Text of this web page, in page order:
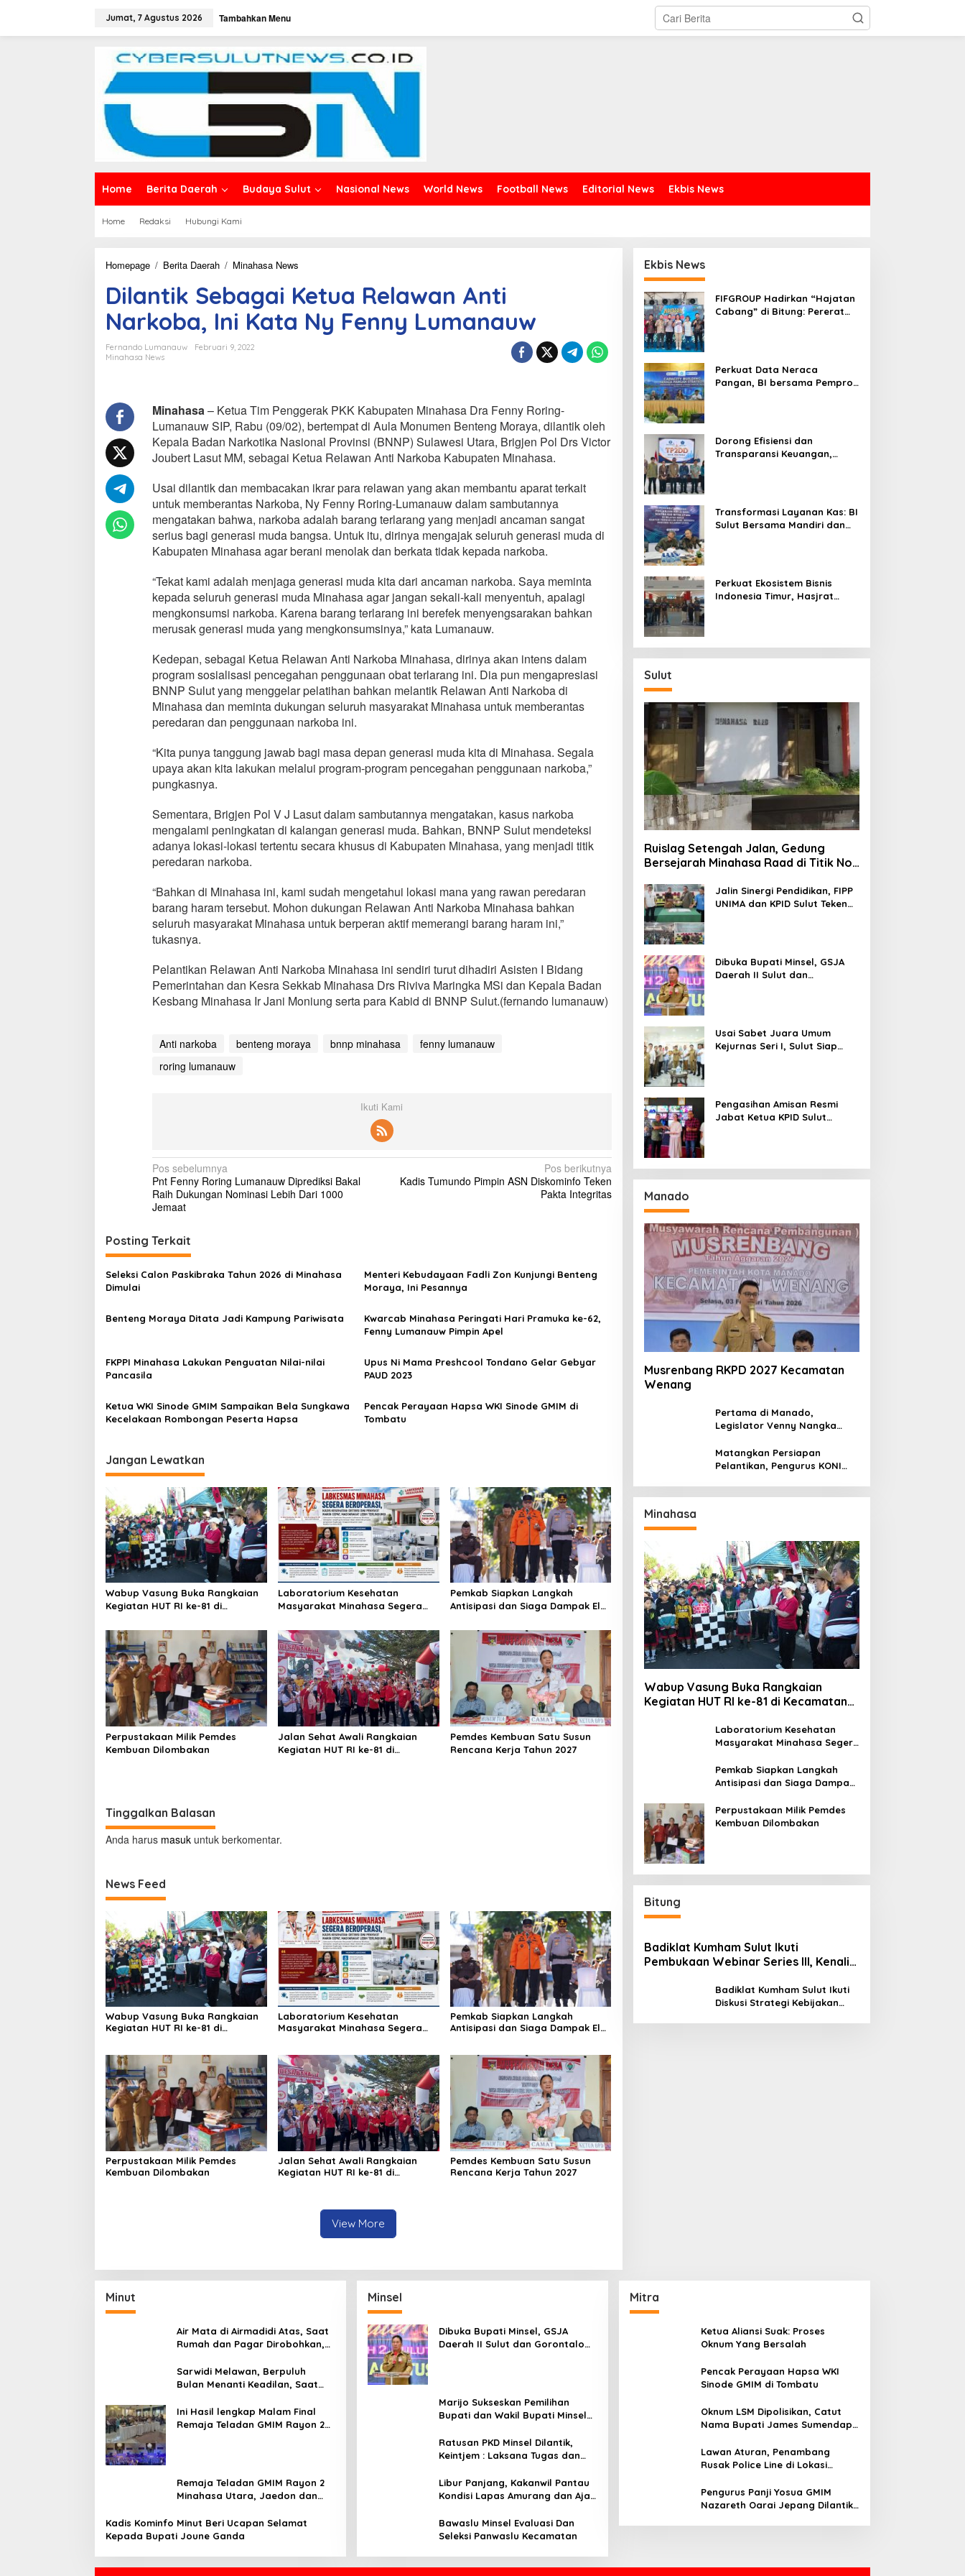
w
Jumat, 7 Agustus 2026 Tambahkan Menu
Home Berita Daerah Budaya Sulut Nasional News World News Football News Editorial News Ekbis News
Home Redaksi Hubungi Kami
Homepage / Berita Daerah / Minahasa News
l
a
a
g
a
i
K
t
a
R
e
l
a
n
A
n
t
N
a
r
k
o
b
,
I
a
t
a
F
e
n
n
u
m
a
n
w
Dilantik Sebagai Ketua Relawan Anti
Narkoba, Ini Kata Ny Fenny Lumanauw
Fernando Lumanauw
Februari 9, 2022
Minahasa News
Minahasa– Ketua Tim Penggerak PKK Kabupaten Minahasa Dra Fenny Roring-
Lumanauw SIP, Rabu (09/02), bertempat di Aula Monumen Benteng Moraya, dilantik oleh
Kepala Badan Narkotika Nasional Provinsi (BNNP) Sulawesi Utara, Brigjen Pol Drs Victor
Joubert Lasut MM, sebagai Ketua Relawan Anti Narkoba Kabupaten Minahasa.
Usai dilantik dan membacakan ikrar para relawan yang akan membantu aparat terkait
untuk memberantas Narkoba, Ny Fenny Roring-Lumanauw dalam sambutannya
mengatakan bahwa, narkoba adalah barang terlarang yang menjadi ancaman sangat
serius bagi generasi muda bangsa. Untuk itu, dirinya mengajak seluruh generasi muda di
Kabupaten Minahasa agar berani menolak dan berkata tidak kepada narkoba.
“Tekat kami adalah menjaga generasi muda kita dari ancaman narkoba. Saya meminta
kepada seluruh generasi muda Minahasa agar jangan sekali-kali menyentuh, apalagi
mengkonsumsi narkoba. Karena barang terlarang ini berefek menyengsarakan bahkan
merusak generasi muda yang mengkonsumsinya,” kata Lumanauw.
Kedepan, sebagai Ketua Relawan Anti Narkoba Minahasa, dirinya akan intens dalam
program sosialisasi pencegahan penggunaan obat terlarang ini. Dia pun mengapresiasi
BNNP Sulut yang menggelar pelatihan bahkan melantik Relawan Anti Narkoba di
Minahasa dan meminta dukungan seluruh masyarakat Minahasa untuk memberantas
peredaran dan penggunaan narkoba ini.
“Kita punya tanggung jawab bagi masa depan generasi muda kita di Minahasa. Segala
upaya akan kita lakukan melalui program-program pencegahan penggunaan narkoba,”
pungkasnya.
Sementara, Brigjen Pol V J Lasut dalam sambutannya mengatakan, kasus narkoba
mengalami peningkatan di kalangan generasi muda. Bahkan, BNNP Sulut mendeteksi
adanya lokasi-lokasi tertentu secara khusus di Kabupaten Minahasa, yang menjadi titik
peredaran narkoba.
“Bahkan di Minahasa ini, kami sudah mengetahui lokasi mana yang rawan peredaran
barang haram tersebut. Mohon dukungan Relawan Anti Narkoba Minahasa bahkan
seluruh masyarakat Minahasa untuk berperan aktif memerangi barang haram ini,”
tukasnya.
Pelantikan Relawan Anti Narkoba Minahasa ini sendiri turut dihadiri Asisten I Bidang
Pemerintahan dan Kesra Sekkab Minahasa Drs Riviva Maringka MSi dan Kepala Badan
Kesbang Minahasa Ir Jani Moniung serta para Kabid di BNNP Sulut.(fernando lumanauw)
Anti narkoba benteng moraya bnnp minahasa
fenny lumanauw
roring lumanauw
Ikuti Kami
N
a
v
i
g
a
i
o
s
Pos sebelumnya
Pnt Fenny Roring Lumanauw Diprediksi Bakal
Raih Dukungan Nominasi Lebih Dari 1000
Jemaat
Pos berikutnya
Kadis Tumundo Pimpin ASN Diskominfo Teken
Pakta Integritas
Posting Terkait
Seleksi Calon Paskibraka Tahun 2026 di Minahasa
Dimulai
Menteri Kebudayaan Fadli Zon Kunjungi Benteng
Moraya, Ini Pesannya
Benteng Moraya Ditata Jadi Kampung Pariwisata
Kwarcab Minahasa Peringati Hari Pramuka ke-62,
Fenny Lumanauw Pimpin Apel
FKPPI Minahasa Lakukan Penguatan Nilai-nilai
Pancasila
Upus Ni Mama Preshcool Tondano Gelar Gebyar
PAUD 2023
Ketua WKI Sinode GMIM Sampaikan Bela Sungkawa
Kecelakaan Rombongan Peserta Hapsa
Pencak Perayaan Hapsa WKI Sinode GMIM di
Tombatu
Jangan Lewatkan
Wabup Vasung Buka Rangkaian
Kegiatan HUT RI ke-81 di
Laboratorium Kesehatan
Masyarakat Minahasa Segera
Pemkab Siapkan Langkah
Antisipasi dan Siaga Dampak El
Perpustakaan Milik Pemdes
Kembuan Dilombakan
Jalan Sehat Awali Rangkaian
Kegiatan HUT RI ke-81 di
Pemdes Kembuan Satu Susun
Rencana Kerja Tahun 2027
Tinggalkan Balasan
Anda harus masuk untuk berkomentar.
News Feed
Wabup Vasung Buka Rangkaian
Kegiatan HUT RI ke-81 di
Laboratorium Kesehatan
Masyarakat Minahasa Segera
Pemkab Siapkan Langkah
Antisipasi dan Siaga Dampak El
Perpustakaan Milik Pemdes
Kembuan Dilombakan
Jalan Sehat Awali Rangkaian
Kegiatan HUT RI ke-81 di
Pemdes Kembuan Satu Susun
Rencana Kerja Tahun 2027
View More
Ekbis News
FIFGROUP Hadirkan “Hajatan
Cabang” di Bitung: Pererat
Perkuat Data Neraca
Pangan, BI bersama Pemprov
Dorong Efisiensi dan
Transparansi Keuangan,
Transformasi Layanan Kas: BI
Sulut Bersama Mandiri dan
Perkuat Ekosistem Bisnis
Indonesia Timur, Hasjrat
Sulut
Ruislag Setengah Jalan, Gedung
Bersejarah Minahasa Raad di Titik Nol
Jalin Sinergi Pendidikan, FIPP
UNIMA dan KPID Sulut Teken
Dibuka Bupati Minsel, GSJA
Daerah II Sulut dan
Usai Sabet Juara Umum
Kejurnas Seri I, Sulut Siap
Pengasihan Amisan Resmi
Jabat Ketua KPID Sulut
Manado
Musrenbang RKPD 2027 Kecamatan
Wenang
Pertama di Manado,
Legislator Venny Nangka
Titiwungen Utara
Matangkan Persiapan
Pelantikan, Pengurus KONI
Minahasa
Wabup Vasung Buka Rangkaian
Kegiatan HUT RI ke-81 di Kecamatan
Laboratorium Kesehatan
Masyarakat Minahasa Segera
Pemkab Siapkan Langkah
Antisipasi dan Siaga Dampak
Perpustakaan Milik Pemdes
Kembuan Dilombakan
Bitung
Badiklat Kumham Sulut Ikuti
Pembukaan Webinar Series III, Kenali
Badiklat Kumham Sulut Ikuti
Diskusi Strategi Kebijakan
Minut
Air Mata di Airmadidi Atas, Saat
Rumah dan Pagar Dirobohkan,
Sarwidi Melawan, Berpuluh
Bulan Menanti Keadilan, Saat
Harapan Diuji
Ini Hasil lengkap Malam Final
Remaja Teladan GMIM Rayon 2
Remaja Teladan GMIM Rayon 2
Minahasa Utara, Jaedon dan
Bergengsi
Kadis Kominfo Minut Beri Ucapan Selamat
Kepada Bupati Joune Ganda
Minsel
Dibuka Bupati Minsel, GSJA
Daerah II Sulut dan Gorontalo
Marijo Sukseskan Pemilihan
Bupati dan Wakil Bupati Minsel
Ratusan PKD Minsel Dilantik,
Keintjem : Laksana Tugas dan
Libur Panjang, Kakanwil Pantau
Kondisi Lapas Amurang dan Ajak
Bawaslu Minsel Evaluasi Dan
Seleksi Panwaslu Kecamatan
Mitra
Ketua Aliansi Suak: Proses
Oknum Yang Bersalah
Pencak Perayaan Hapsa WKI
Sinode GMIM di Tombatu
Oknum LSM Dipolisikan, Catut
Nama Bupati James Sumendap
Lawan Aturan, Penambang
Rusak Police Line di Lokasi
Mereka!!
Pengurus Panji Yosua GMIM
Nazareth Oarai Jepang Dilantik.